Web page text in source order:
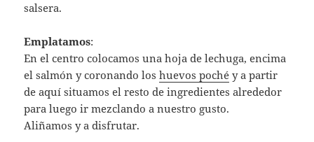
salsera.
Emplatamos:
En el centro colocamos una hoja de lechuga, encima
el salmón y coronando loshuevos poché y a partir
de aquí situamos el resto de ingredientes alrededor
para luego ir mezclando a nuestro gusto.
Aliñamos y a disfrutar.